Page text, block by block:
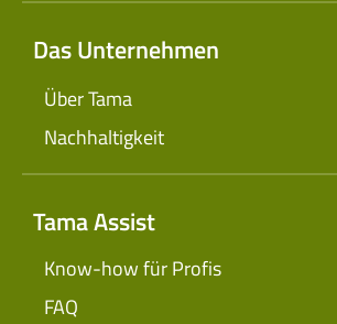
Das Unternehmen
Über Tama
Nachhaltigkeit
Tama Assist
Know-how für Profis
FAQ